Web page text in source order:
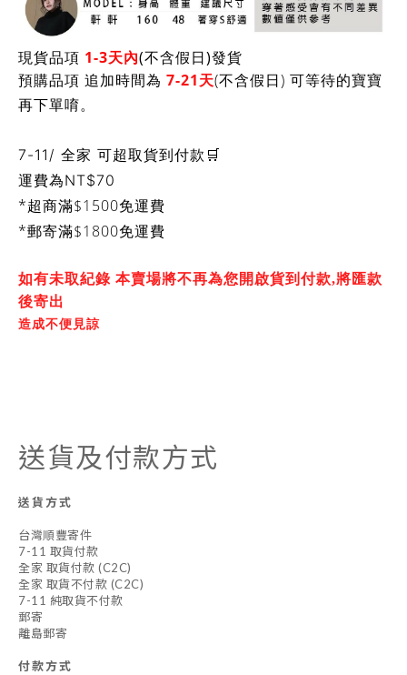
現貨品項 1-3天內(不含假日)發貨
預購品項 追加時間為 7-21天(不含假日) 可等待的寶寶
再下單唷。
7-11/ 全家 可超取貨到付款🛒
運費為NT$70
*超商滿$1500免運費
*郵寄滿$1800免運費
如有未取紀錄 本賣場將不再為您開啟貨到付款,將匯款
後寄出
造成不便見諒
送貨及付款方式
送貨方式
台灣順豐寄件
7-11 取貨付款
全家 取貨付款 (C2C)
全家 取貨不付款 (C2C)
7-11 純取貨不付款
郵寄
離島郵寄
付款方式